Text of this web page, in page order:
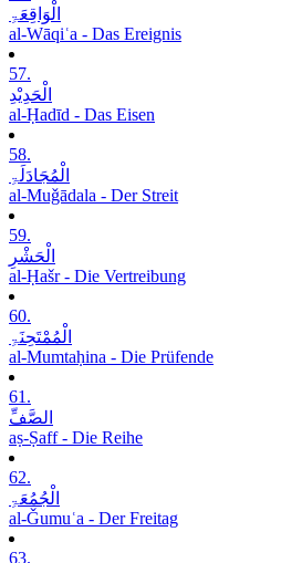
الْوَاقِعَۃِ
al-Wāqiʿa - Das Ereignis
57.
الْحَدِیْدِ
al-Ḥadīd - Das Eisen
58.
الْمُجَادَلَۃِ
al-Muǧādala - Der Streit
59.
الْحَشْرِ
al-Ḥašr - Die Vertreibung
60.
الْمُمْتَحِنَۃِ
al-Mumtaḥina - Die Prüfende
61.
الصَّفِّ
aṣ-Ṣaff - Die Reihe
62.
الْجُمُعَۃِ
al-Ǧumuʿa - Der Freitag
63.